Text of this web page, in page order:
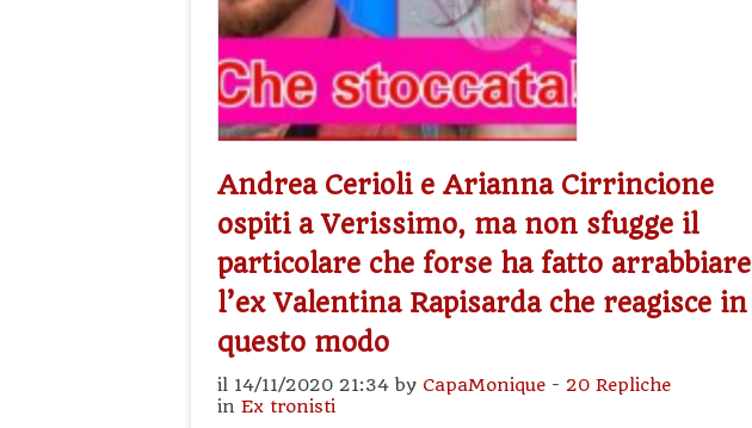
Andrea Cerioli e Arianna Cirrincione
ospiti a Verissimo, ma non sfugge il
particolare che forse ha fatto arrabbiare
l’ex Valentina Rapisarda che reagisce in
questo modo
il 14/11/2020 21:34 by CapaMonique - 20 Repliche
in Ex tronisti